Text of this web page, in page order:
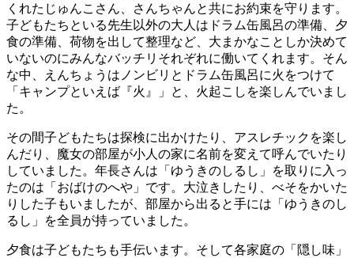
くれたじゅんこさん、さんちゃんと共にお約束を守ります。
子どもたちといる先生以外の大人はドラム缶風呂の準備、夕
食の準備、荷物を出して整理など、大まかなことしか決めて
いないのにみんなバッチリそれぞれに働いてくれます。そん
な中、えんちょうはノンビリとドラム缶風呂に火をつけて
「キャンプといえば『火』」と、火起こしを楽しんでいまし
た。
その間子どもたちは探検に出かけたり、アスレチックを楽し
んだり、魔女の部屋が小人の家に名前を変えて呼んでいたり
していました。年長さんは「ゆうきのしるし」を取りに入っ
たのは「おばけのへや」です。大泣きしたり、べそをかいた
りした子もいましたが、部屋から出ると手には「ゆうきのし
るし」を全員が持っていました。
夕食は子どもたちも手伝います。そして各家庭の「隠し味」